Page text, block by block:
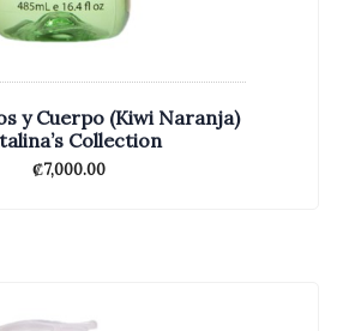
y Cuerpo (Kiwi Naranja)
Collection
₡7,000.00